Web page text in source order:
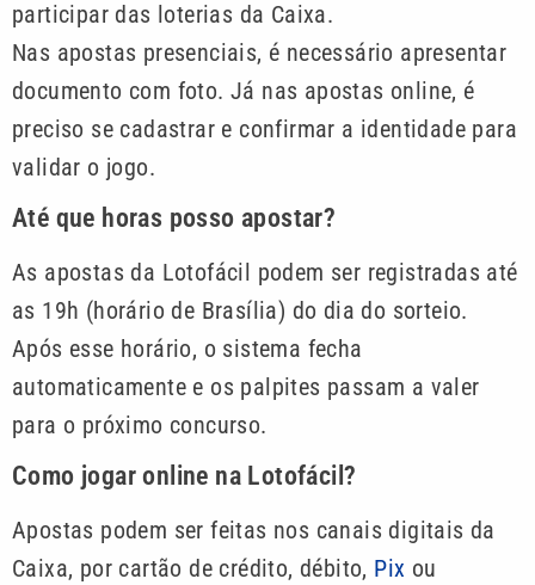
participar das loterias da Caixa.
Nas apostas presenciais, é necessário apresentar
documento com foto. Já nas apostas online, é
preciso se cadastrar e confirmar a identidade para
validar o jogo.
Até que horas posso apostar?
As apostas da Lotofácil podem ser registradas até
as 19h (horário de Brasília) do dia do sorteio.
Após esse horário, o sistema fecha
automaticamente e os palpites passam a valer
para o próximo concurso.
Como jogar online na Lotofácil?
Apostas podem ser feitas nos canais digitais da
Caixa, por cartão de crédito, débito, Pix ou